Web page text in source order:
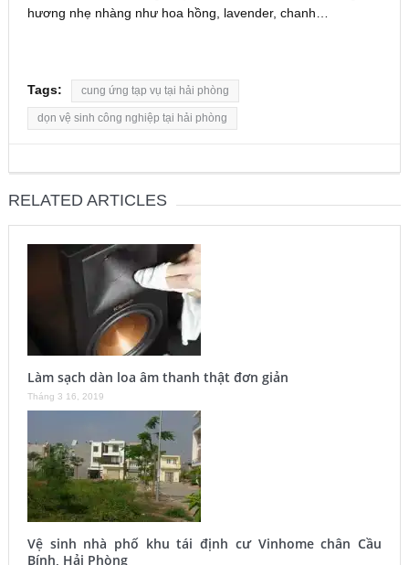
hương nhẹ nhàng như hoa hồng, lavender, chanh…
Tags: cung ứng tạp vụ tại hải phòng
dọn vệ sinh công nghiệp tại hải phòng
RELATED ARTICLES
Làm sạch dàn loa âm thanh thật đơn giản
Tháng 3 16, 2019
Vệ sinh nhà phố khu tái định cư Vinhome chân Cầu
Bính, Hải Phòng